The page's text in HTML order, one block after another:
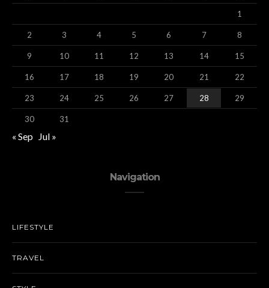
1
2 3 4 5 6 7 8
9 10 11 12 13 14 15
16 17 18 19 20 21 22
23 24 25 26 27 28 29
30 31
« Sep Jul »
Navigation
LIFESTYLE
TRAVEL